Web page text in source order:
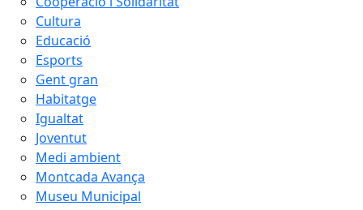
Cultura
Educació
Esports
Gent gran
Habitatge
Igualtat
Joventut
Medi ambient
Montcada Avança
Museu Municipal